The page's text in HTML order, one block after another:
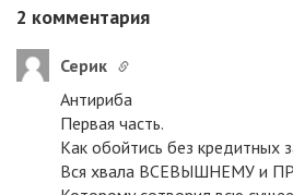
2 комментария
Серик
Антириба
Первая часть.
Как обойтись без кредитных
Вся хвала ВСЕВЫШНЕМУ и